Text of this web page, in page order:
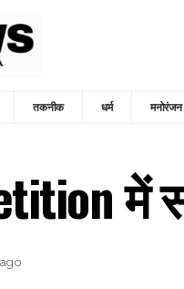
तकनीक धर्म मनोरंजन
में